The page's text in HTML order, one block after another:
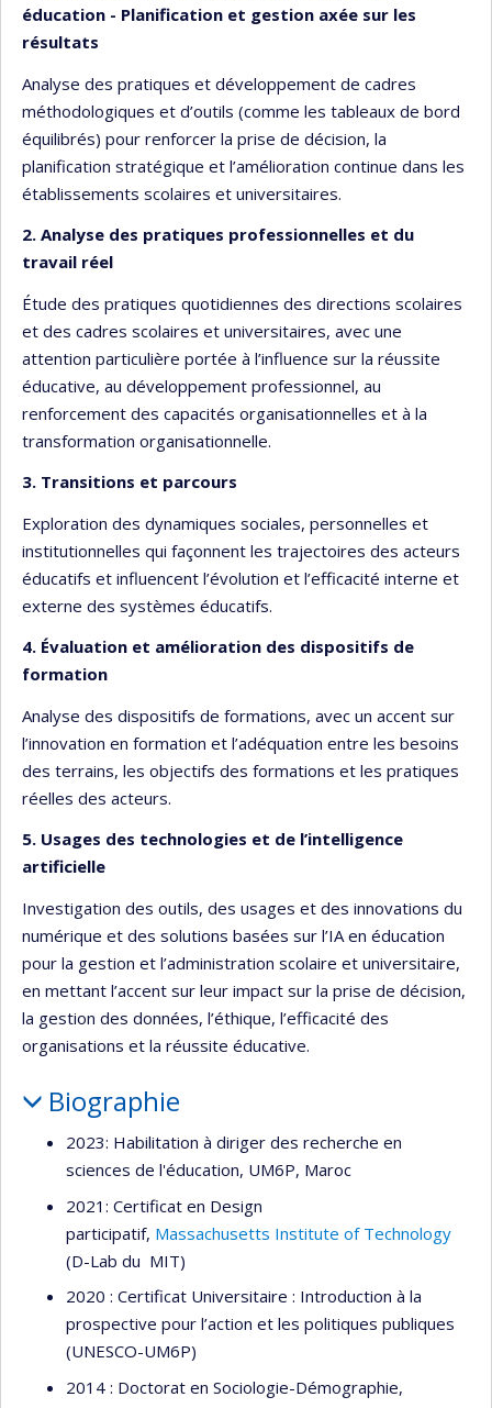
éducation - Planification et gestion axée sur les
résultats
Analyse des pratiques et développement de cadres
méthodologiques et d’outils (comme les tableaux de bord
équilibrés) pour renforcer la prise de décision, la
planification stratégique et l’amélioration continue dans les
établissements scolaires et universitaires.
2. Analyse des pratiques professionnelles et du
travail réel
Étude des pratiques quotidiennes des directions scolaires
et des cadres scolaires et universitaires, avec une
attention particulière portée à l’influence sur la réussite
éducative, au développement professionnel, au
renforcement des capacités organisationnelles et à la
transformation organisationnelle.
3. Transitions et parcours
Exploration des dynamiques sociales, personnelles et
institutionnelles qui façonnent les trajectoires des acteurs
éducatifs et influencent l’évolution et l’efficacité interne et
externe des systèmes éducatifs.
4. Évaluation et amélioration des dispositifs de
formation
Analyse des dispositifs de formations, avec un accent sur
l’innovation en formation et l’adéquation entre les besoins
des terrains, les objectifs des formations et les pratiques
réelles des acteurs.
5. Usages des technologies et de l’intelligence
artificielle
Investigation des outils, des usages et des innovations du
numérique et des solutions basées sur l’IA en éducation
pour la gestion et l’administration scolaire et universitaire,
en mettant l’accent sur leur impact sur la prise de décision,
la gestion des données, l’éthique, l’efficacité des
organisations et la réussite éducative.
Biographie
2023: Habilitation à diriger des recherche en
sciences de l'éducation, UM6P, Maroc
2021: Certificat en Design
participatif, Massachusetts Institute of Technology
(D-Lab du MIT)
2020 : Certificat Universitaire : Introduction à la
prospective pour l’action et les politiques publiques
(UNESCO-UM6P)
2014 : Doctorat en Sociologie-Démographie,